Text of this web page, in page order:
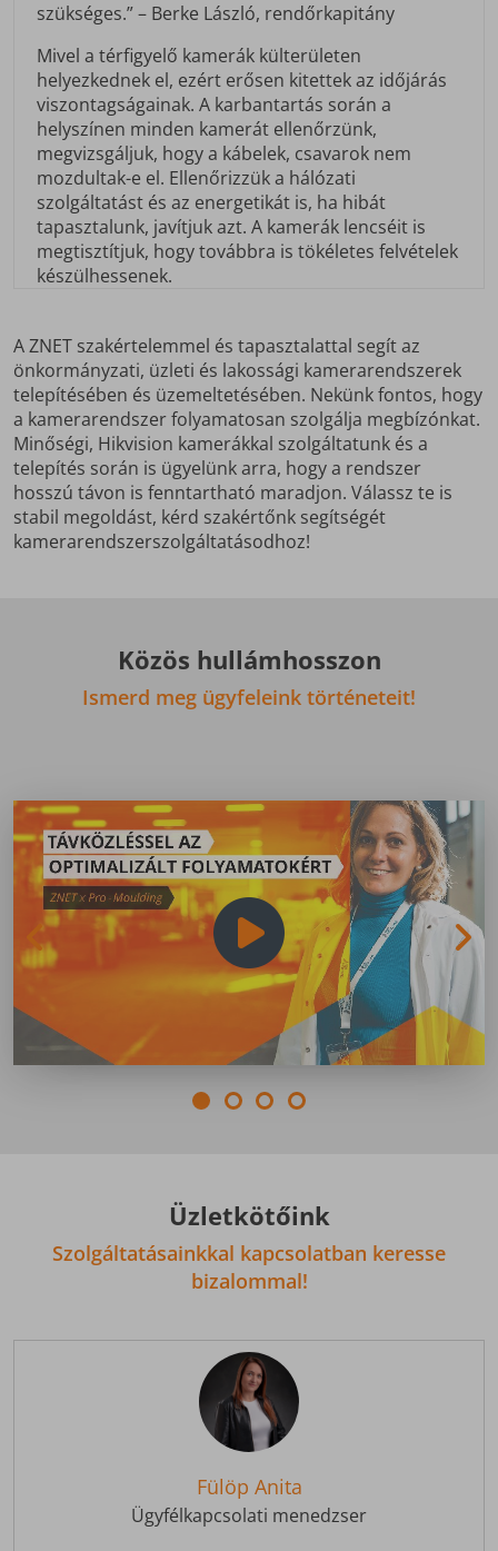
szükséges.” – Berke László, rendőrkapitány
Mivel a térfigyelő kamerák külterületen
helyezkednek el, ezért erősen kitettek az időjárás
viszontagságainak. A karbantartás során a
helyszínen minden kamerát ellenőrzünk,
megvizsgáljuk, hogy a kábelek, csavarok nem
mozdultak-e el. Ellenőrizzük a hálózati
szolgáltatást és az energetikát is, ha hibát
tapasztalunk, javítjuk azt. A kamerák lencséit is
megtisztítjuk, hogy továbbra is tökéletes felvételek
készülhessenek.
A ZNET szakértelemmel és tapasztalattal segít az
önkormányzati, üzleti és lakossági kamerarendszerek
telepítésében és üzemeltetésében. Nekünk fontos, hogy
a kamerarendszer folyamatosan szolgálja megbízónkat.
Minőségi, Hikvision kamerákkal szolgáltatunk és a
telepítés során is ügyelünk arra, hogy a rendszer
hosszú távon is fenntartható maradjon. Válassz te is
stabil megoldást, kérd szakértőnk segítségét
kamerarendszerszolgáltatásodhoz!
Közös hullámhosszon
Ismerd meg ügyfeleink történeteit!
Üzletkötőink
Szolgáltatásainkkal kapcsolatban keresse
bizalommal!
Fülöp Anita
Ügyfélkapcsolati menedzser